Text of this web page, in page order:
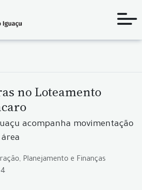
no Loteamento
acompanha movimentação
Planejamento e Finanças